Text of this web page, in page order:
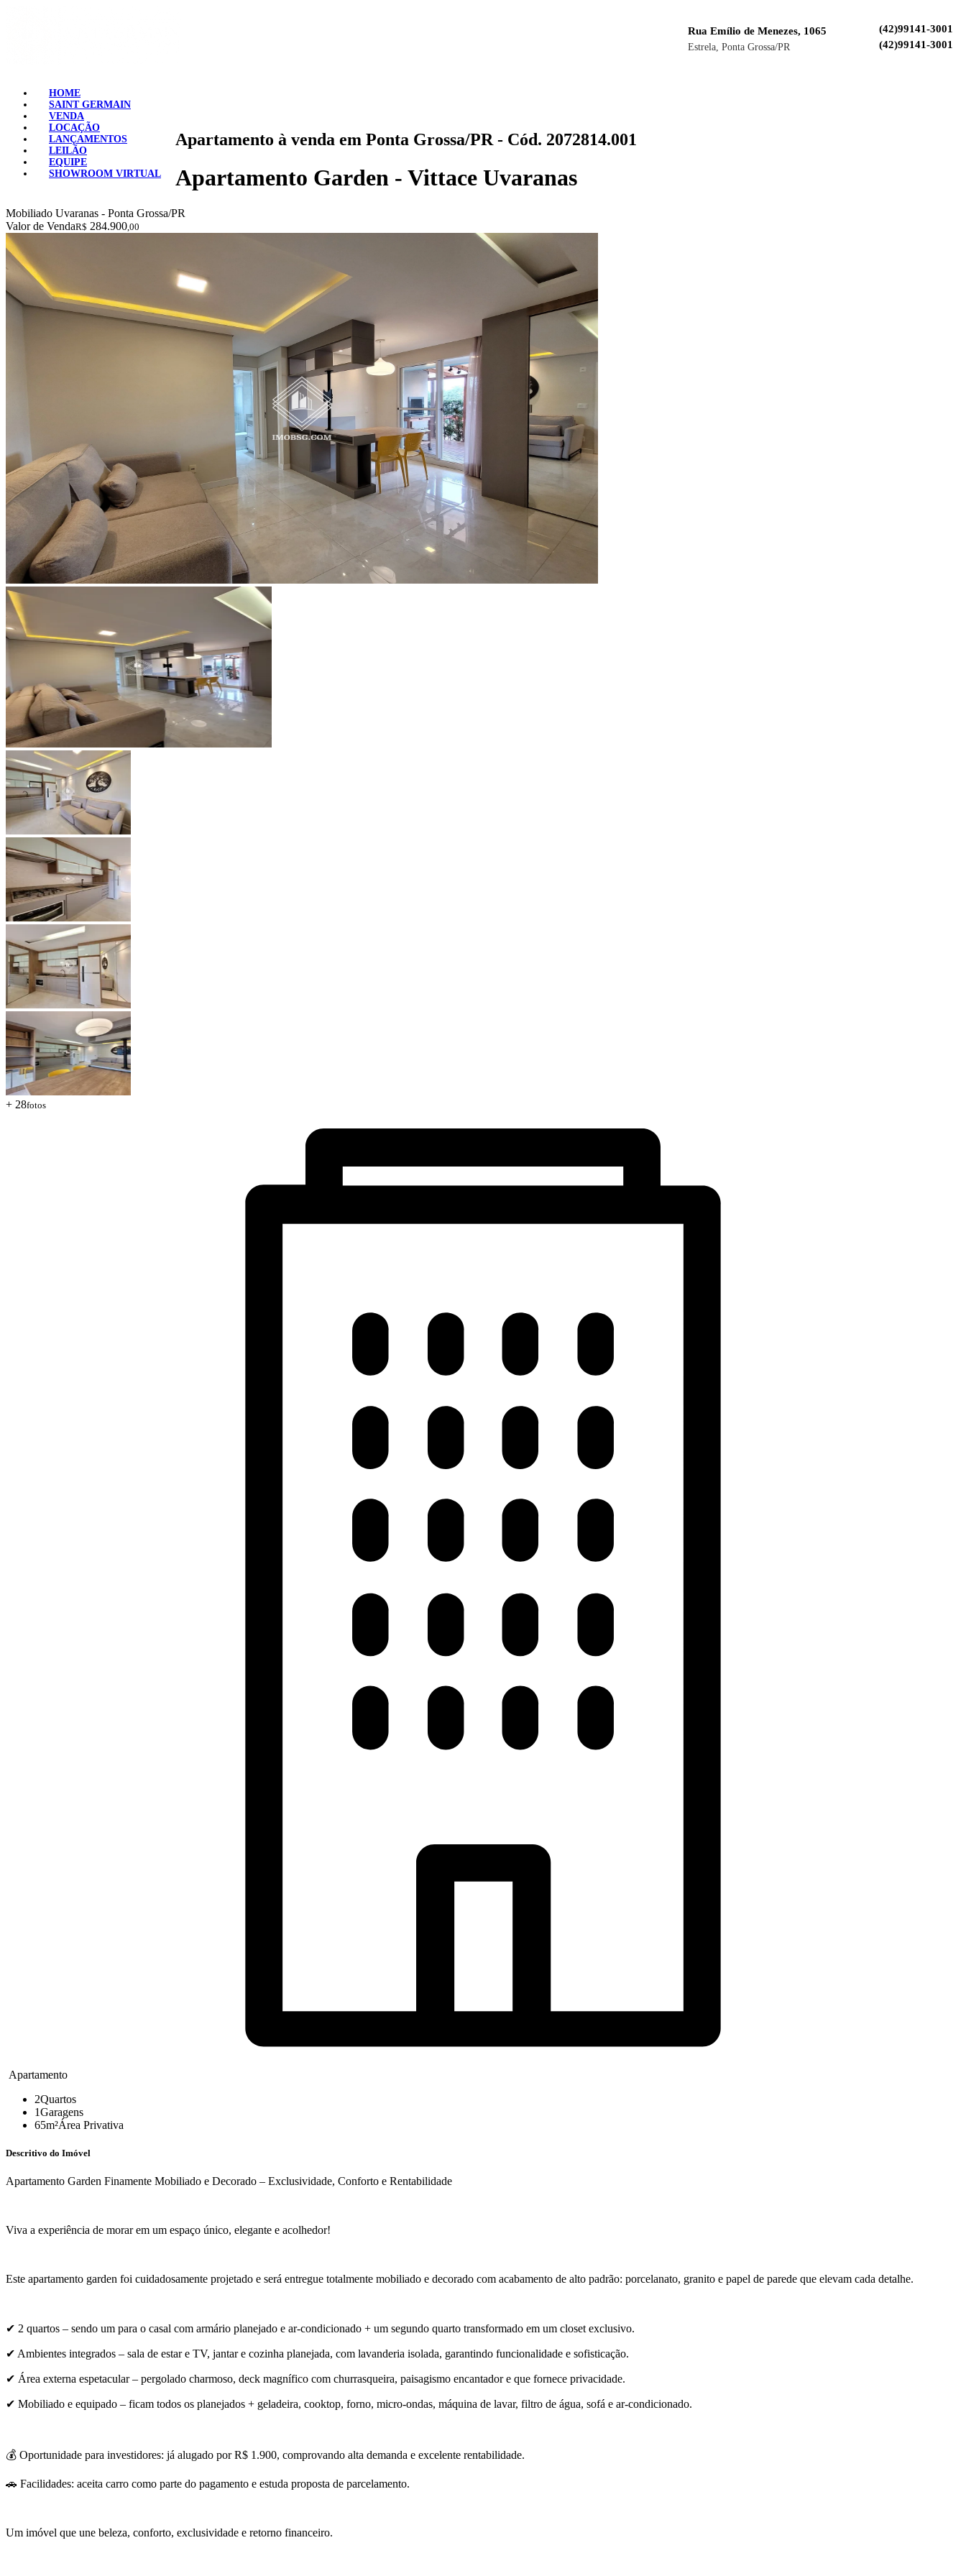
Rua Emílio de Menezes, 1065
Estrela, Ponta Grossa/PR
(42)99141-3001
(42)99141-3001
HOME
SAINT GERMAIN
VENDA
LOCAÇÃO
LANÇAMENTOS
LEILÃO
EQUIPE
SHOWROOM VIRTUAL
Apartamento à venda em Ponta Grossa/PR - Cód. 2072814.001
Apartamento Garden - Vittace Uvaranas
Mobiliado Uvaranas - Ponta Grossa/PR
Valor de VendaR$ 284.900 ,00
+ 28fotos
Apartamento
2Quartos
1Garagens
65m²Área Privativa
Descritivo do Imóvel
Apartamento Garden Finamente Mobiliado e Decorado – Exclusividade, Conforto e Rentabilidade
Viva a experiência de morar em um espaço único, elegante e acolhedor!
Este apartamento garden foi cuidadosamente projetado e será entregue totalmente mobiliado e decorado com acabamento de alto padrão: porcelanato, granito e papel de parede que elevam cada detalhe.
✔ 2 quartos – sendo um para o casal com armário planejado e ar-condicionado + um segundo quarto transformado em um closet exclusivo.
✔ Ambientes integrados – sala de estar e TV, jantar e cozinha planejada, com lavanderia isolada, garantindo funcionalidade e sofisticação.
✔ Área externa espetacular – pergolado charmoso, deck magnífico com churrasqueira, paisagismo encantador e que fornece privacidade.
✔ Mobiliado e equipado – ficam todos os planejados + geladeira, cooktop, forno, micro-ondas, máquina de lavar, filtro de água, sofá e ar-condicionado.
💰 Oportunidade para investidores: já alugado por R$ 1.900, comprovando alta demanda e excelente rentabilidade.
🚗 Facilidades: aceita carro como parte do pagamento e estuda proposta de parcelamento.
Um imóvel que une beleza, conforto, exclusividade e retorno financeiro.